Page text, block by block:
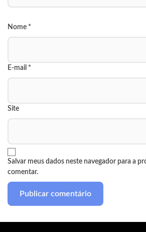
Nome *
E-mail *
Site
Salvar meus dados neste navegador para a
comentar.